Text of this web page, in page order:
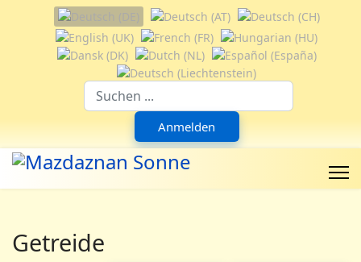
Sprache auswählen
Anmelden
Getreide